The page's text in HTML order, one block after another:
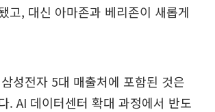
고, 대신 아마존과 베리존이 새롭게
성전자 5대 매출처에 포함된 것은
. AI 데이터센터 확대 과정에서 반도